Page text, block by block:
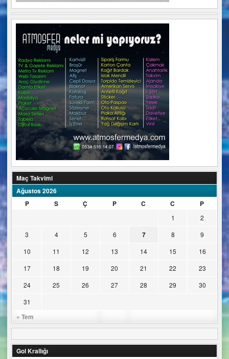
Maç Takvimi
Ağustos 2026
P
S Ç P C C P
« Tem
1
2
3
4 5 6 7 8
9
10
11 12 13 14 15
16
17
18 19 20 21 22
23
24
25 26 27 28 29
30
31
Gol Krallığı